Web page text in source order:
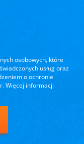
osobowych, które
usług oraz
o ochronie
Więcej informacji